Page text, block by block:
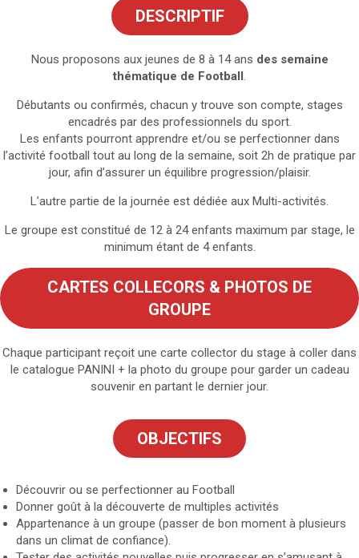
DESCRIPTIF
Nous proposons aux jeunes de 8 à 14 ans des semaine
thématique de Football.
Débutants ou confirmés, chacun y trouve son compte, stages
encadrés par des professionnels du sport.
Les enfants pourront apprendre et/ou se perfectionner dans
l’activité football tout au long de la semaine, soit 2h de pratique par
jour, afin d’assurer un équilibre progression/plaisir.
L’autre partie de la journée est dédiée aux Multi-activités.
Le groupe est constitué de 12 à 24 enfants maximum par stage, le
minimum étant de 4 enfants.
CARTES COLLECORS & PHOTOS DE
GROUPE
Chaque participant reçoit une carte collector du stage à coller dans
le catalogue PANINI + la photo du groupe pour garder un cadeau
souvenir en partant le dernier jour.
OBJECTIFS
Découvrir ou se perfectionner au Football
Donner goût à la découverte de multiples activités
Appartenance à un groupe (passer de bon moment à plusieurs
dans un climat de confiance).